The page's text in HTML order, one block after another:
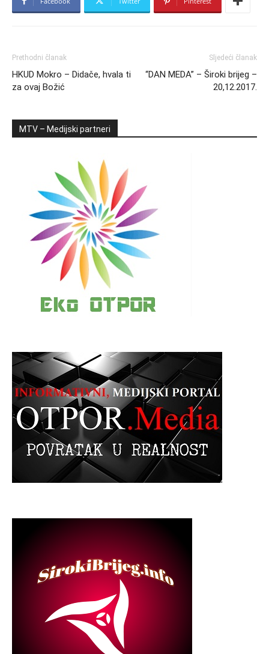
Prethodni članak
HKUD Mokro – Didače, hvala ti
za ovaj Božić
Sljedeći članak
“DAN MEDA” – Široki brijeg –
20,12.2017.
MTV – Medijski partneri